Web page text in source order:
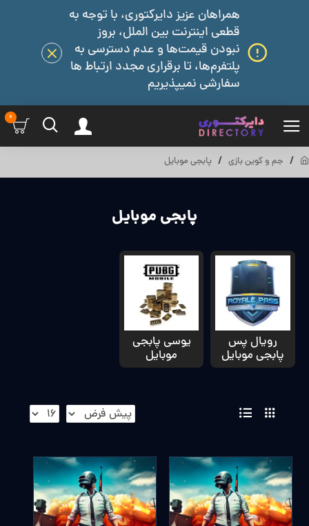
همراهان عزیز دایرکتوری، با توجه به
قطعی اینترنت بین الملل، بروز
نبودن قیمت‌ها و عدم دسترسی به
پلتفرم‌ها، تا برقراری مجدد ارتباط ها
سفارشی نمیپذیریم
0
جم و کوین بازی پابجی موبایل
پابجی موبایل
رویال پس
پابجی موبایل
یوسی پابجی
موبایل